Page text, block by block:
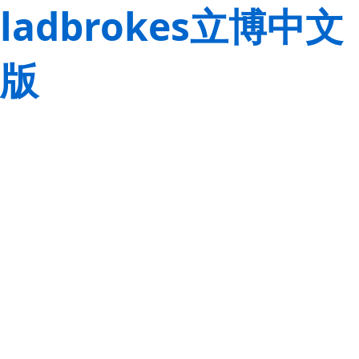
ladbrokes立博中文
版